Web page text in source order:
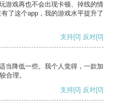
游戏再也不会出现卡顿、掉线的情
了这个app，我的游戏水平提升了
支持[0] 反对[0]
当降低一些。我个人觉得，一款加
合理。
支持[0] 反对[0]